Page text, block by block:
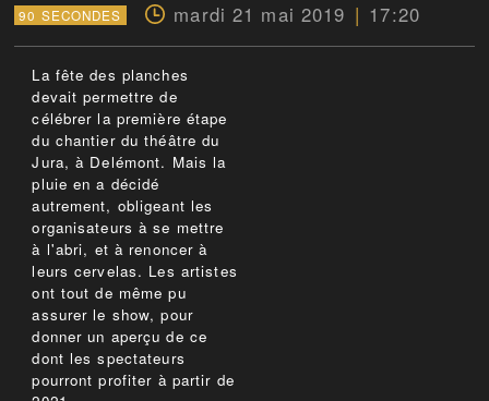
90 SECONDES mardi 21 mai 2019 17:20
La fête des planches
devait permettre de
célébrer la première étape
du chantier du théâtre du
Jura, à Delémont. Mais la
pluie en a décidé
autrement, obligeant les
organisateurs à se mettre
à l'abri, et à renoncer à
leurs cervelas. Les artistes
ont tout de même pu
assurer le show, pour
donner un aperçu de ce
dont les spectateurs
pourront profiter à partir de